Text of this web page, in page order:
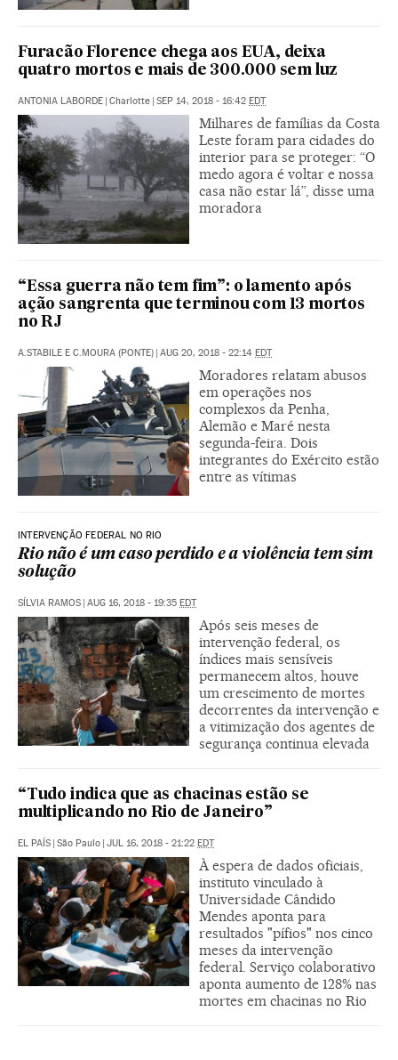
Furacão Florence chega aos EUA, deixa
quatro mortos e mais de 300.000 sem luz
ANTONIA LABORDE | Charlotte | SEP 14, 2018 - 16:42 EDT
Milhares de famílias da Costa
Leste foram para cidades do
interior para se proteger: “O
medo agora é voltar e nossa
casa não estar lá”, disse uma
moradora
“Essa guerra não tem fim”: o lamento após
ação sangrenta que terminou com 13 mortos
no RJ
A.STABILE E C.MOURA (PONTE) | AUG 20, 2018 - 22:14 EDT
Moradores relatam abusos
em operações nos
complexos da Penha,
Alemão e Maré nesta
segunda-feira. Dois
integrantes do Exército estão
entre as vítimas
INTERVENÇÃO FEDERAL NO RIO
Rio não é um caso perdido e a violência tem sim
solução
SÍLVIA RAMOS | AUG 16, 2018 - 19:35 EDT
Após seis meses de
intervenção federal, os
índices mais sensíveis
permanecem altos, houve
um crescimento de mortes
decorrentes da intervenção e
a vitimização dos agentes de
segurança continua elevada
“Tudo indica que as chacinas estão se
multiplicando no Rio de Janeiro”
EL PAÍS | São Paulo | JUL 16, 2018 - 21:22 EDT
À espera de dados oficiais,
instituto vinculado à
Universidade Cândido
Mendes aponta para
resultados "pífios" nos cinco
meses da intervenção
federal. Serviço colaborativo
aponta aumento de 128% nas
mortes em chacinas no Rio